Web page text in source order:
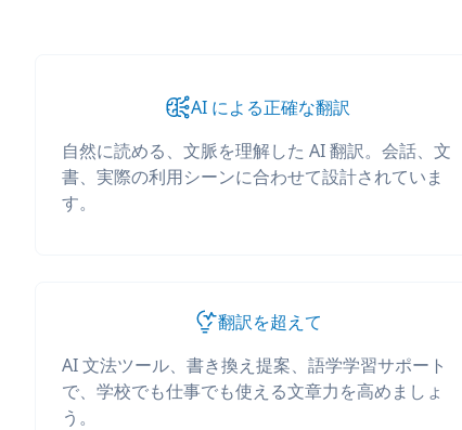
AI による正確な翻訳
自然に読める、文脈を理解した AI 翻訳。会話、文
書、実際の利用シーンに合わせて設計されていま
す。
翻訳を超えて
AI 文法ツール、書き換え提案、語学学習サポート
で、学校でも仕事でも使える文章力を高めましょ
う。